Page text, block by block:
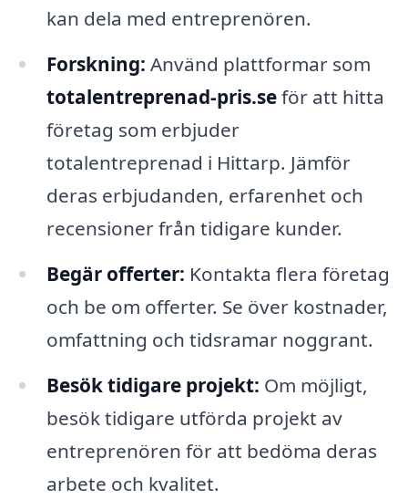
kan dela med entreprenören.
Forskning: Använd plattformar som
totalentreprenad-pris.seför att hitta
företag som erbjuder
totalentreprenad i Hittarp. Jämför
deras erbjudanden, erfarenhet och
recensioner från tidigare kunder.
Begär offerter: Kontakta flera företag
och be om offerter. Se över kostnader,
omfattning och tidsramar noggrant.
Besök tidigare projekt: Om möjligt,
besök tidigare utförda projekt av
entreprenören för att bedöma deras
arbete och kvalitet.